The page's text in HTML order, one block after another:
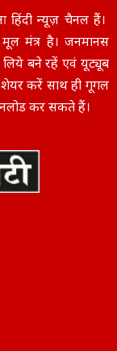
हिंदी न्यूज़ चैनल हैं।
मूल मंत्र है। जनमानस
बने रहें एवं यूट्यूब
करें साथ ही गूगल
कर सकते हैं।